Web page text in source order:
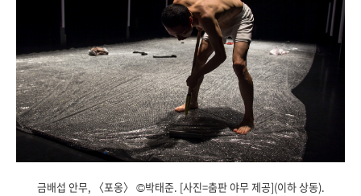
금배섭 안무, 〈포옹〉 ©박태준. [사진=춤판 야무 제공](이하 상동).